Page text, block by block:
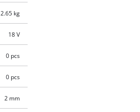
2.65 kg
18 V
0 pcs
0 pcs
2 mm